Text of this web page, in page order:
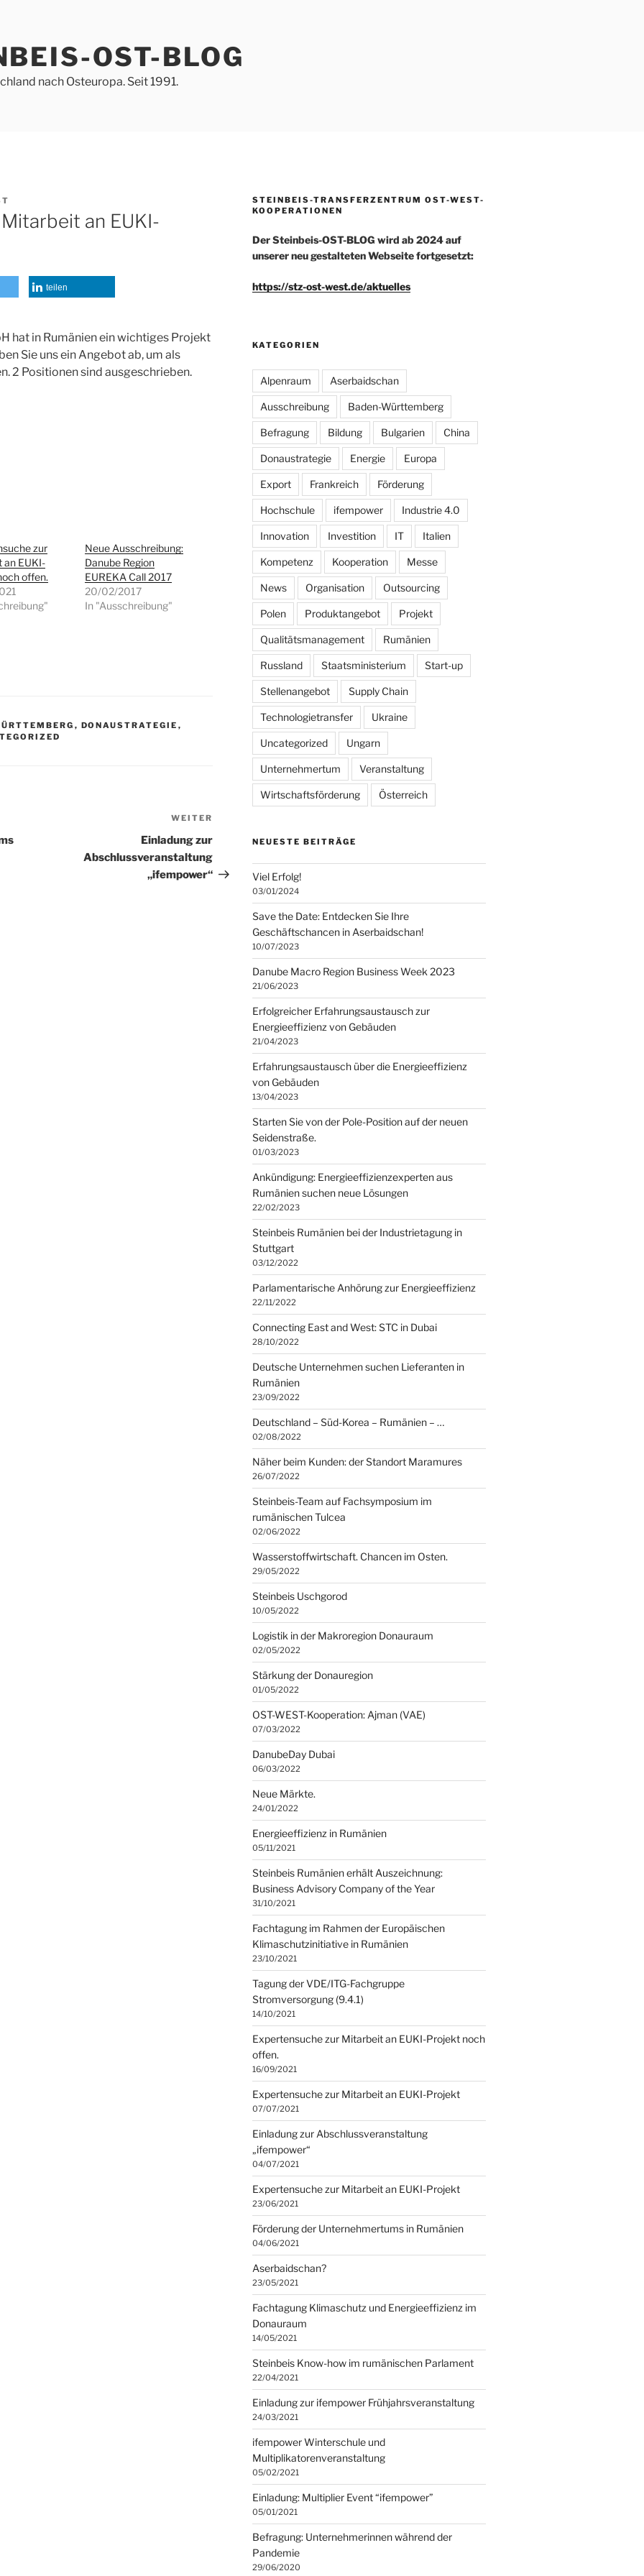
OST-BLOG
nach Osteuropa. Seit 1991.
an EUKI-
teilen
hat in Rumänien ein wichtiges Projekt
Sie uns ein Angebot ab, um als
2 Positionen sind ausgeschrieben.
zur
an EUKI-
offen.
Neue Ausschreibung:
Danube Region
EUREKA Call 2017
20/02/2017
In "Ausschreibung"
, DONAUSTRATEGIE ,
Beitrag
WEITER
Einladung zur
Abschlussveranstaltung
„ifempower“
STEINBEIS-TRANSFERZENTRUM OST-WEST-
KOOPERATIONEN
Der Steinbeis-OST-BLOG wird ab 2024 auf
unserer neu gestalteten Webseite fortgesetzt:
https://stz-ost-west.de/aktuelles
KATEGORIEN
Alpenraum Aserbaidschan
Ausschreibung Baden-Württemberg
Befragung Bildung Bulgarien China
Donaustrategie Energie Europa
Export Frankreich Förderung
Hochschule ifempower Industrie 4.0
Innovation Investition IT Italien
Kompetenz Kooperation Messe
News Organisation Outsourcing
Polen Produktangebot Projekt
Qualitätsmanagement Rumänien
Russland Staatsministerium Start-up
Stellenangebot Supply Chain
Technologietransfer Ukraine
Uncategorized Ungarn
Unternehmertum Veranstaltung
Wirtschaftsförderung Österreich
NEUESTE BEITRÄGE
Viel Erfolg!
03/01/2024
Save the Date: Entdecken Sie Ihre
Geschäftschancen in Aserbaidschan!
10/07/2023
Danube Macro Region Business Week 2023
21/06/2023
Erfolgreicher Erfahrungsaustausch zur
Energieeffizienz von Gebäuden
21/04/2023
Erfahrungsaustausch über die Energieeffizienz
von Gebäuden
13/04/2023
Starten Sie von der Pole-Position auf der neuen
Seidenstraße.
01/03/2023
Ankündigung: Energieeffizienzexperten aus
Rumänien suchen neue Lösungen
22/02/2023
Steinbeis Rumänien bei der Industrietagung in
Stuttgart
03/12/2022
Parlamentarische Anhörung zur Energieeffizienz
22/11/2022
Connecting East and West: STC in Dubai
28/10/2022
Deutsche Unternehmen suchen Lieferanten in
Rumänien
23/09/2022
Deutschland – Süd-Korea – Rumänien – …
02/08/2022
Näher beim Kunden: der Standort Maramures
26/07/2022
Steinbeis-Team auf Fachsymposium im
rumänischen Tulcea
02/06/2022
Wasserstoffwirtschaft. Chancen im Osten.
29/05/2022
Steinbeis Uschgorod
10/05/2022
Logistik in der Makroregion Donauraum
02/05/2022
Stärkung der Donauregion
01/05/2022
OST-WEST-Kooperation: Ajman (VAE)
07/03/2022
DanubeDay Dubai
06/03/2022
Neue Märkte.
24/01/2022
Energieeffizienz in Rumänien
05/11/2021
Steinbeis Rumänien erhält Auszeichnung:
Business Advisory Company of the Year
31/10/2021
Fachtagung im Rahmen der Europäischen
Klimaschutzinitiative in Rumänien
23/10/2021
Tagung der VDE/ITG-Fachgruppe
Stromversorgung (9.4.1)
14/10/2021
Expertensuche zur Mitarbeit an EUKI-Projekt noch
offen.
16/09/2021
Expertensuche zur Mitarbeit an EUKI-Projekt
07/07/2021
Einladung zur Abschlussveranstaltung
„ifempower“
04/07/2021
Expertensuche zur Mitarbeit an EUKI-Projekt
23/06/2021
Förderung der Unternehmertums in Rumänien
04/06/2021
Aserbaidschan?
23/05/2021
Fachtagung Klimaschutz und Energieeffizienz im
Donauraum
14/05/2021
Steinbeis Know-how im rumänischen Parlament
22/04/2021
Einladung zur ifempower Frühjahrsveranstaltung
24/03/2021
ifempower Winterschule und
Multiplikatorenveranstaltung
05/02/2021
Einladung: Multiplier Event “ifempower”
05/01/2021
Befragung: Unternehmerinnen während der
Pandemie
29/06/2020